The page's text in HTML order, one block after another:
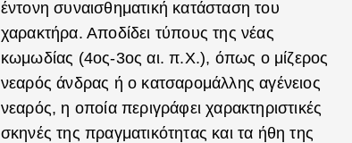
έντονη συναισθηματική κατάσταση του
χαρακτήρα. Αποδίδει τύπους της νέας
κωμωδίας (4ος-3ος αι. π.Χ.), όπως ο μίζερος
νεαρός άνδρας ή ο κατσαρομάλλης αγένειος
νεαρός, η οποία περιγράφει χαρακτηριστικές
σκηνές της πραγματικότητας και τα ήθη της